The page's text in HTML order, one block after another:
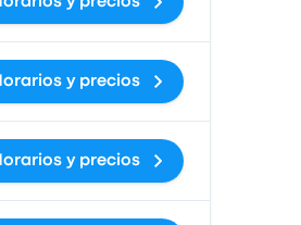
y precios
y precios